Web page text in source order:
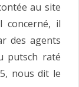
au site
concerné, il
des agents
putsch raté
nous dit le